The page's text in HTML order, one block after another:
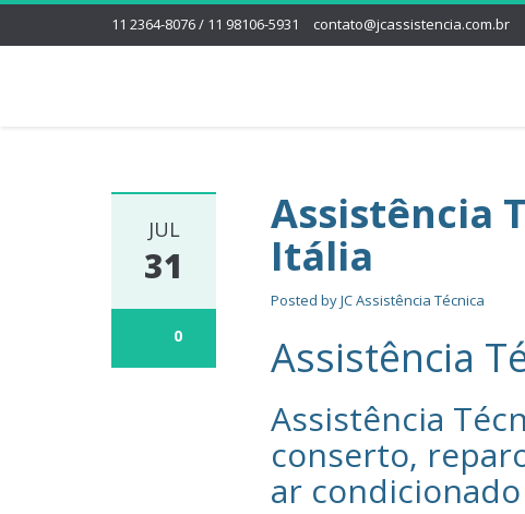
11 2364-8076 / 11 98106-5931 contato@jcassistencia.com.br
JUL
31
0
Assistência
Itália
Posted byJC Assistência Técnica
Assistência
Assistência
conserto,
ar